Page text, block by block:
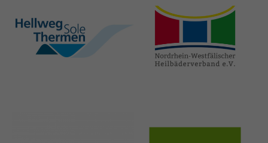
hellweg-sole-
thermen.de
heilbaeder.de